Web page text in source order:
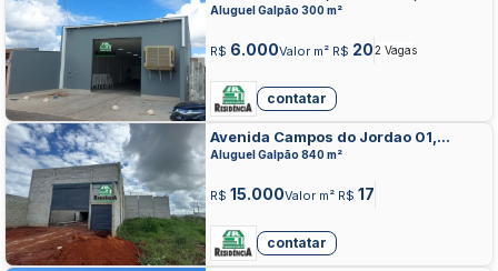
ANAPOLIS
Aluguel Galpão 300 m²
R$ 6.000Valor m² R$ 202 Vagas
contatar
Avenida Campos do Jordao 01,
RESIDENCIAL CAMPOS DO JORDAO,
Aluguel Galpão 840 m²
R$ 15.000Valor m² R$ 17
contatar